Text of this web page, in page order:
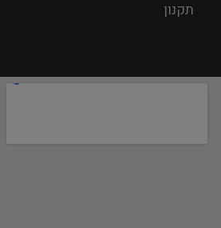
תקנון